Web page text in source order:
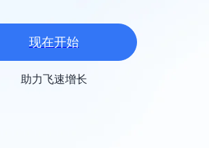
现在开始
助力飞速增长